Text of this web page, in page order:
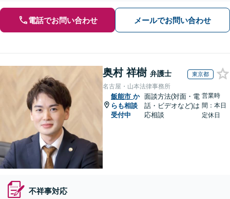
電話でお問い合わせ メールでお問い合わせ
奥村 祥樹 弁護士 東京都
名古屋・山本法律事務所
飯能市 か
らも相談
受付中
面談方法(対面・電
話・ビデオなど)は
応相談
営業時
間：本日
定休日
不祥事対応